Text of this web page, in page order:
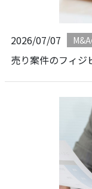
2026/07/07
売り案件のフィジ